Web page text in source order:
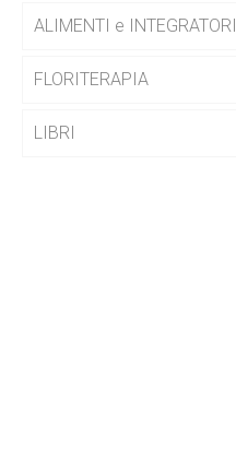
ALIMENTI e INTEGRATORI
FLORITERAPIA
LIBRI